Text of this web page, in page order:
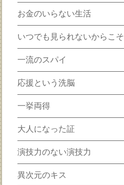
お金のいらない生活
いつでも見られないからこそ
一流のスパイ
応援という洗脳
一挙両得
大人になった証
演技力のない演技力
異次元のキス